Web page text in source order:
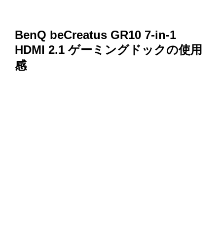
BenQ beCreatus GR10 7-in-1
HDMI 2.1 ゲーミングドックの使用
感